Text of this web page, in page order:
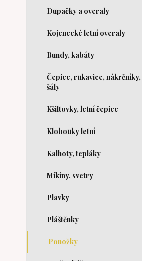
Dupačky a overaly
Kojenecké letní overaly
Bundy, kabáty
Čepice, rukavice, nákrčníky,
šály
Kšiltovky, letní čepice
Klobouky letní
Kalhoty, tepláky
Mikiny, svetry
Plavky
Pláštěnky
Ponožky